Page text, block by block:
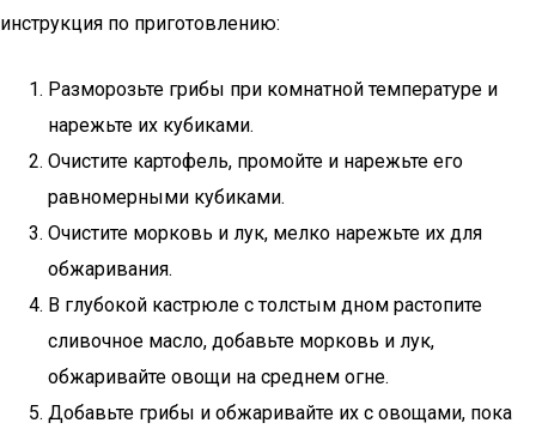
инструкция по приготовлению:
Разморозьте грибы при комнатной температуре и
нарежьте их кубиками.
Очистите картофель, промойте и нарежьте его
равномерными кубиками.
Очистите морковь и лук, мелко нарежьте их для
обжаривания.
В глубокой кастрюле с толстым дном растопите
сливочное масло, добавьте морковь и лук,
обжаривайте овощи на среднем огне.
Добавьте грибы и обжаривайте их с овощами, пока